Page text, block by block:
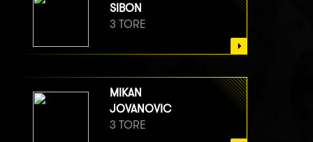
SIBON
3 TORE
MIKAN
JOVANOVIC
3 TORE